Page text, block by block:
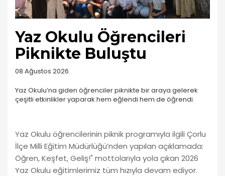
Yaz Okulu Öğrencileri
Piknikte Buluştu
08 Ağustos 2026
Yaz Okulu’na giden öğrenciler piknikte bir araya gelerek
çeşitli etkinlikler yaparak hem eğlendi hem de öğrendi.
Yaz Okulu öğrencilerinin piknik programıyla ilgili Çorlu
İlçe Milli Eğitim Müdürlüğü’nden yapılan açıklamada:
Öğren, Keşfet, Geliş!" mottolarıyla yola çıkan 2026
Yaz Okulu eğitimlerimiz tüm hızıyla devam ediyor.